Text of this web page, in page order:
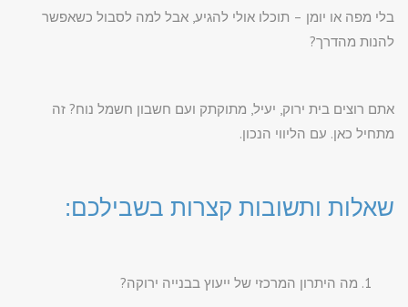
בלי מפה או יומן – תוכלו אולי להגיע, אבל למה לסבול כשאפשר
להנות מהדרך?
אתם רוצים בית ירוק, יעיל, מתוקתק ועם חשבון חשמל נוח? זה
מתחיל כאן. עם הליווי הנכון.
שאלות ותשובות קצרות בשבילכם:
מה היתרון המרכזי של ייעוץ בבנייה ירוקה?